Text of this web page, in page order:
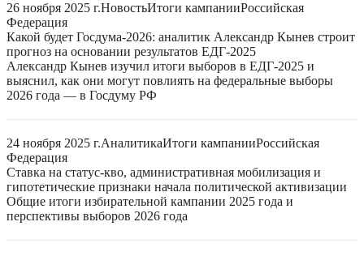
26 ноября 2025 г.НовостьИтоги кампанииРоссийская
Федерация
Какой будет Госдума-2026: аналитик Александр Кынев строит
прогноз на основании результатов ЕДГ-2025
Александр Кынев изучил итоги выборов в ЕДГ-2025 и
выяснил, как они могут повлиять на федеральные выборы
2026 года — в Госдуму РФ
24 ноября 2025 г.АналитикаИтоги кампанииРоссийская
Федерация
Ставка на статус-кво, административная мобилизация и
гипотетические признаки начала политической активизации
Общие итоги избирательной кампании 2025 года и
перспективы выборов 2026 года